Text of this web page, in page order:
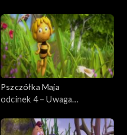
Pszczółka Maja
odcinek 4 – Uwaga